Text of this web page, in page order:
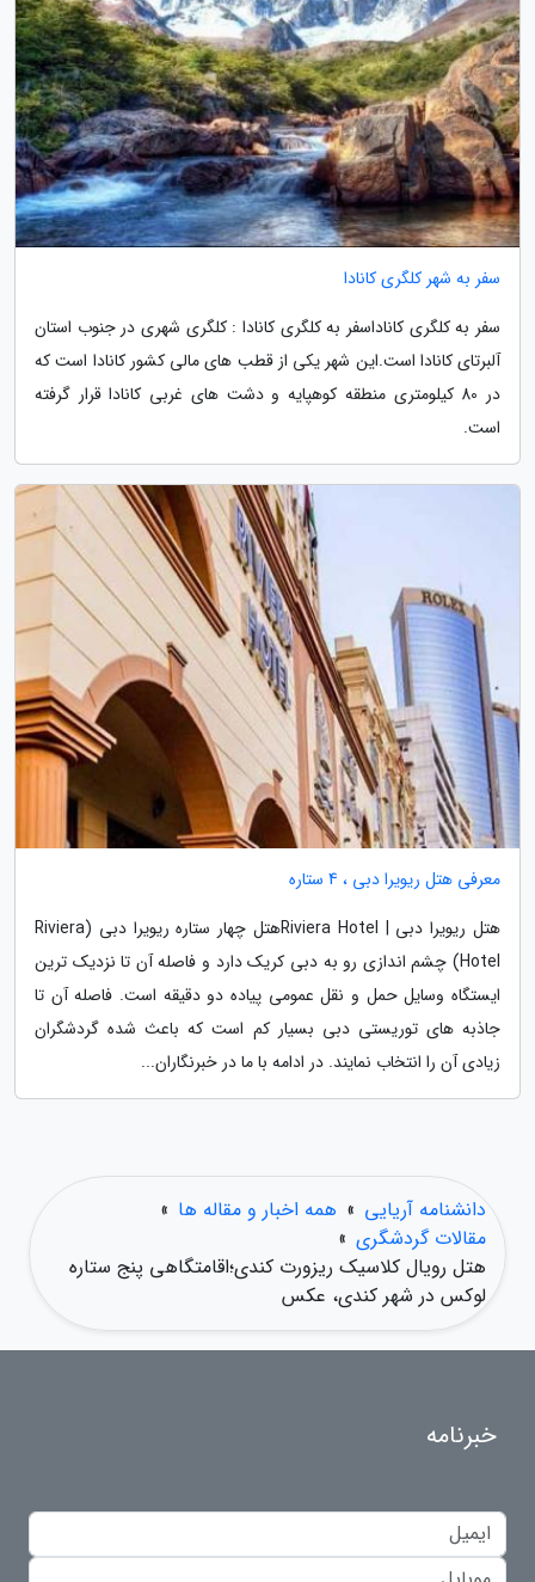
سفر به شهر کلگری کانادا
سفر به کلگری کاناداسفر به کلگری کانادا : کلگری شهری در جنوب استان
آلبرتای کانادا است.این شهر یکی از قطب های مالی کشور کانادا است که
در 80 کیلومتری منطقه کوهپایه و دشت های غربی کانادا قرار گرفته
است.
معرفی هتل ریویرا دبی ، 4 ستاره
هتل ریویرا دبی | Riviera Hotelهتل چهار ستاره ریویرا دبی (Riviera
Hotel) چشم اندازی رو به دبی کریک دارد و فاصله آن تا نزدیک ترین
ایستگاه وسایل حمل و نقل عمومی پیاده دو دقیقه است. فاصله آن تا
جاذبه های توریستی دبی بسیار کم است که باعث شده گردشگران
زیادی آن را انتخاب نمایند. در ادامه با ما در خبرنگاران...
دانشنامه آریایی » همه اخبار و مقاله ها »
مقالات گردشگری »
هتل رویال کلاسیک ریزورت کندی؛اقامتگاهی پنج ستاره
لوکس در شهر کندی، عکس
خبرنامه